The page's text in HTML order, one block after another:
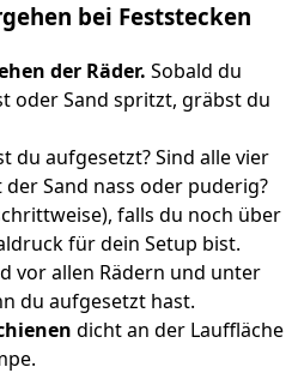
bei Feststecken
der Räder. Sobald du
oder Sand spritzt, gräbst du
du aufgesetzt? Sind alle vier
Sand nass oder puderig?
falls du noch über
für dein Setup bist.
vor allen Rädern und unter
du aufgesetzt hast.
dicht an der Lauffläche